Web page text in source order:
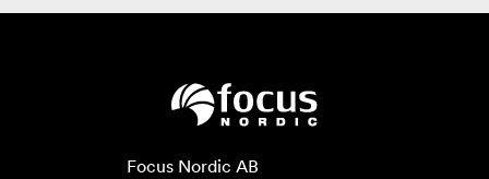
Focus Nordic AB